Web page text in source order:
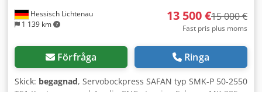
Hessisch Lichtenau
1 139 km
13 500 €15 000 €
Fast pris plus moms
Förfråga Ringa
Skick: begagnad, Servobockpress SAFAN typ SMK-P 50-2550